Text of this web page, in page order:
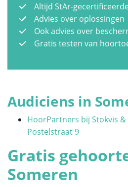
Altijd StAr-
Advies over oplossingen
Ook advies over
Gratis testen van
Audiciens in
HoorPartners bij Stokvis &
Postelstraat 9
Gratis
Someren